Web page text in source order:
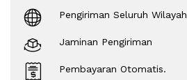
Pengiriman Seluruh Wilayah
Jaminan Pengiriman
Pembayaran Otomatis.